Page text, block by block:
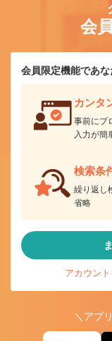
会
会員限定機能であ
カンタ
事前にプ
入力が簡
検索条
繰り返し
省略
アカウン
＼アプ